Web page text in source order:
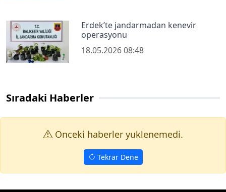
Erdek’te jandarmadan kenevir
operasyonu
18.05.2026 08:48
Sıradaki Haberler
Onceki haberler yuklenemedi.
Tekrar Dene